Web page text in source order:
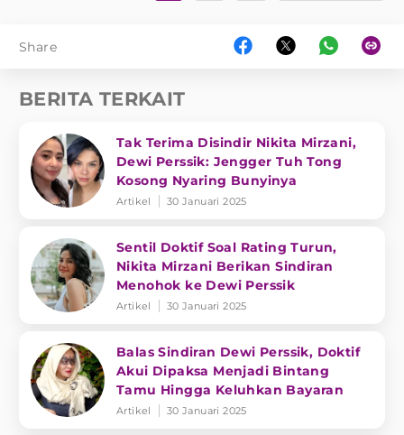
Share
BERITA TERKAIT
Tak Terima Disindir Nikita Mirzani,
Dewi Perssik: Jengger Tuh Tong
Kosong Nyaring Bunyinya
Artikel 30 Januari 2025
Sentil Doktif Soal Rating Turun,
Nikita Mirzani Berikan Sindiran
Menohok ke Dewi Perssik
Artikel 30 Januari 2025
Balas Sindiran Dewi Perssik, Doktif
Akui Dipaksa Menjadi Bintang
Tamu Hingga Keluhkan Bayaran
Artikel 30 Januari 2025